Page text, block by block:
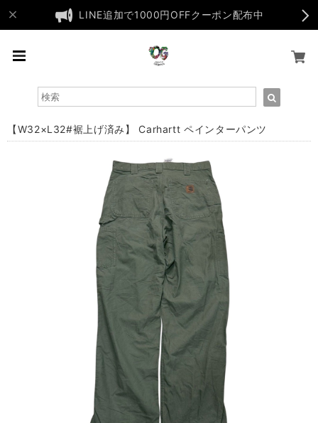
LINE追加で1000円OFFクーポン配布中
【W32×L32#裾上げ済み】 Carhartt ペインターパンツ